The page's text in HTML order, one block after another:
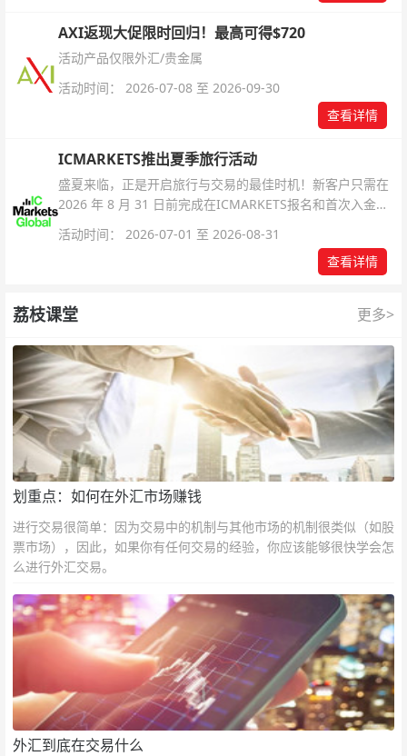
AXI返现大促限时回归！最高可得$720
活动产品仅限外汇/贵金属
活动时间： 2026-07-08 至 2026-09-30
查看详情
ICMARKETS推出夏季旅行活动
盛夏来临，正是开启旅行与交易的最佳时机！新客户只需在
2026 年 8 月 31 日前完成在ICMARKETS报名和首次入金即
活动时间： 2026-07-01 至 2026-08-31
查看详情
荔枝课堂 更多>
划重点：如何在外汇市场赚钱
进行交易很简单：因为交易中的机制与其他市场的机制很类似（如股
票市场），因此，如果你有任何交易的经验，你应该能够很快学会怎
么进行外汇交易。
外汇到底在交易什么